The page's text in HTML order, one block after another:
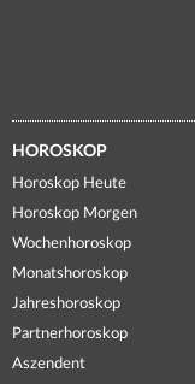
HOROSKOP
Horoskop Heute
Horoskop Morgen
Wochenhoroskop
Monatshoroskop
Jahreshoroskop
Partnerhoroskop
Aszendent